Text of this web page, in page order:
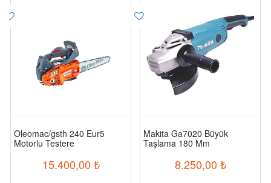
Oleomac/gsth 240 Eur5
Motorlu Testere
15.400,00 ₺
Makita Ga7020 Büyük
Taşlama 180 Mm
8.250,00 ₺